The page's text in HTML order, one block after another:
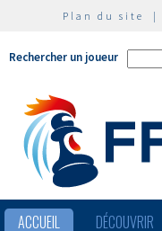
Plan du site |
Rechercher un joueur
ACCUEIL DÉCOUVRIR